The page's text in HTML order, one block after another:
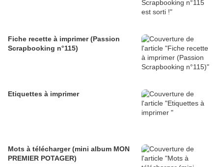
Fiche recette à imprimer (Passion
Scrapbooking n°115)
Etiquettes à imprimer
Mots à télécharger (mini album MON
PREMIER POTAGER)